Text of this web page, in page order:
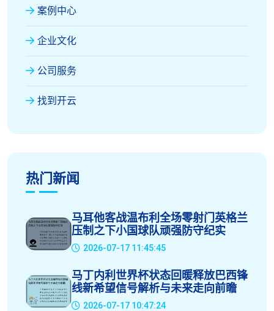
案例中心
企业文化
公司服务
找到开云
热门新闻
马耳他客战温布利全场零射门英格兰
压制之下小国球队顽强防守纪实
2026-07-17 11:45:45
马丁内利世界杯状态回暖释放巴西锋
线新希望信号解析与未来走向前瞻
2026-07-17 10:47:24